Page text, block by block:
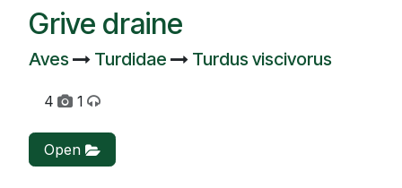
Grive draine
Aves Turdidae Turdus viscivorus
4 1
Open